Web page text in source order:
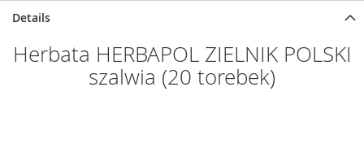
Details
Herbata HERBAPOL ZIELNIK POLSKI
szalwia (20 torebek)